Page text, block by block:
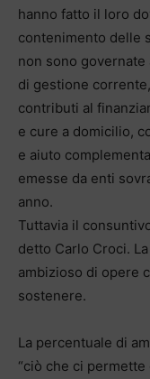
hanno fatto il loro
contenimento delle
non sono
di gestione
contributi al
e cure a domicilio,
e aiuto
emesse da enti
anno.
Tuttavia il
detto Carlo Croci.
ambizioso di opere
sostenere.
La percentuale di
“ciò che ci